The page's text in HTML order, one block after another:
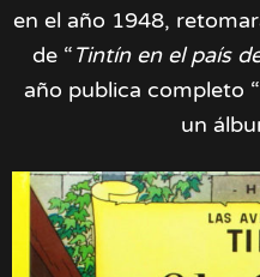
en el año 1948,
de “Tintín en el país
año publica completo “
un